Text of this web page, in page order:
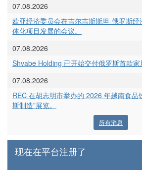
07.08.2026
欧亚经济委员会在吉尔吉斯斯坦-俄罗斯
体化项目发展的会议。
07.08.2026
Shvabe Holding 已开始交付俄罗斯首款家
07.08.2026
REC 在胡志明市举办的 2026 年越南食品
斯制造”展览。
所有消息
现在在平台注册了